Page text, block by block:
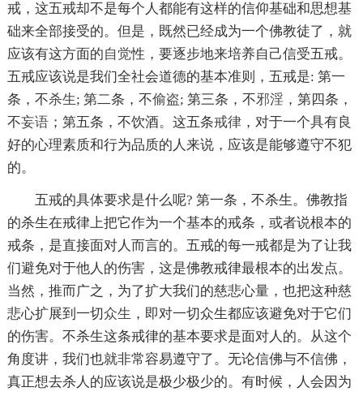
戒，这五戒却不是每个人都能有这样的信仰基础和思想基
础来全部接受的。但是，既然已经成为一个佛教徒了，就
应该有这方面的自觉性，要逐步地来培养自己信受五戒。
五戒应该说是我们全社会道德的基本准则，五戒是: 第一
条，不杀生; 第二条，不偷盗; 第三条，不邪淫，第四条，
不妄语；第五条，不饮酒。这五条戒律，对于一个具有良
好的心理素质和行为品质的人来说，应该是能够遵守不犯
的。
五戒的具体要求是什么呢? 第一条，不杀生。佛教指
的杀生在戒律上把它作为一个基本的戒条，或者说根本的
戒条，是直接面对人而言的。五戒的每一戒都是为了让我
们避免对于他人的伤害，这是佛教戒律最根本的出发点。
当然，推而广之，为了扩大我们的慈悲心量，也把这种慈
悲心扩展到一切众生 ，即对一切众生都应该避免对于它们
的伤害。不杀生这条戒律的基本要求是面对人的。从这个
角度讲，我们也就非常容易遵守了。无论信佛与不信佛，
真正想去杀人的应该说是极少极少的。有时候，人会因为